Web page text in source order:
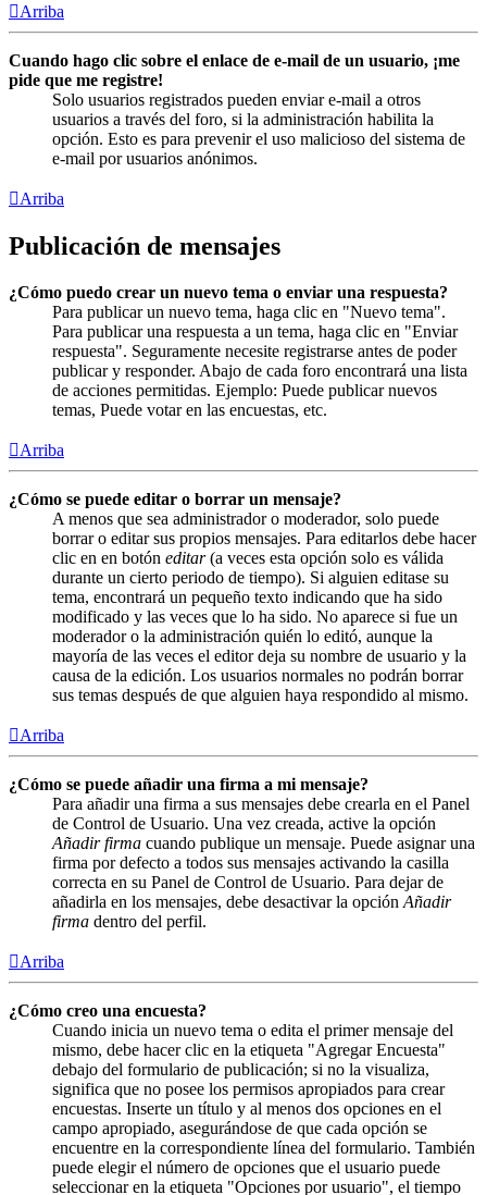
Arriba
Cuando hago clic sobre el enlace de e-mail de un usuario, ¡me
pide que me registre!
Solo usuarios registrados pueden enviar e-mail a otros
usuarios a través del foro, si la administración habilita la
opción. Esto es para prevenir el uso malicioso del sistema de
e-mail por usuarios anónimos.
Arriba
Publicación de mensajes
¿Cómo puedo crear un nuevo tema o enviar una respuesta?
Para publicar un nuevo tema, haga clic en "Nuevo tema".
Para publicar una respuesta a un tema, haga clic en "Enviar
respuesta". Seguramente necesite registrarse antes de poder
publicar y responder. Abajo de cada foro encontrará una lista
de acciones permitidas. Ejemplo: Puede publicar nuevos
temas, Puede votar en las encuestas, etc.
Arriba
¿Cómo se puede editar o borrar un mensaje?
A menos que sea administrador o moderador, solo puede
borrar o editar sus propios mensajes. Para editarlos debe hacer
clic en en botón editar(a veces esta opción solo es válida
durante un cierto periodo de tiempo). Si alguien editase su
tema, encontrará un pequeño texto indicando que ha sido
modificado y las veces que lo ha sido. No aparece si fue un
moderador o la administración quién lo editó, aunque la
mayoría de las veces el editor deja su nombre de usuario y la
causa de la edición. Los usuarios normales no podrán borrar
sus temas después de que alguien haya respondido al mismo.
Arriba
¿Cómo se puede añadir una firma a mi mensaje?
Para añadir una firma a sus mensajes debe crearla en el Panel
de Control de Usuario. Una vez creada, active la opción
Añadir firma cuando publique un mensaje. Puede asignar una
firma por defecto a todos sus mensajes activando la casilla
correcta en su Panel de Control de Usuario. Para dejar de
añadirla en los mensajes, debe desactivar la opción Añadir
firma dentro del perfil.
Arriba
¿Cómo creo una encuesta?
Cuando inicia un nuevo tema o edita el primer mensaje del
mismo, debe hacer clic en la etiqueta "Agregar Encuesta"
debajo del formulario de publicación; si no la visualiza,
significa que no posee los permisos apropiados para crear
encuestas. Inserte un título y al menos dos opciones en el
campo apropiado, asegurándose de que cada opción se
encuentre en la correspondiente línea del formulario. También
puede elegir el número de opciones que el usuario puede
seleccionar en la etiqueta "Opciones por usuario", el tiempo